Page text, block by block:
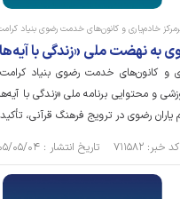
خادم‌یاری و کانون‌های خدمت رضوی بنیاد
به نهضت ملی «زندگی با
و کانون‌های خدمت رضوی بنیاد کرامت
و محتوایی برنامه ملی «زندگی با
رضوی در ترویج فرهنگ قرآنی،
کد خبر: ۷۱۱۵۸۲ تاریخ انتشار : ۱۴۰۵/۰۵/۰۴